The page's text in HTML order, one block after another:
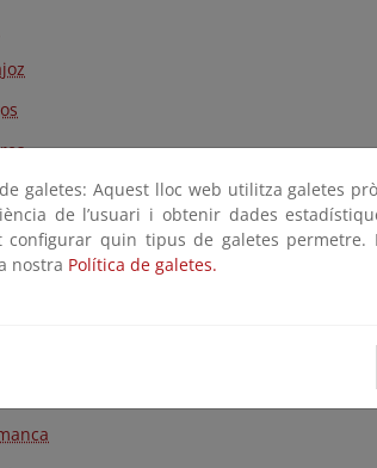
Real
galetes: Aquest lloc web utilitza galetes
de l’usuari i obtenir dades
quin tipus de galetes permetre.
nostra Política de galetes.